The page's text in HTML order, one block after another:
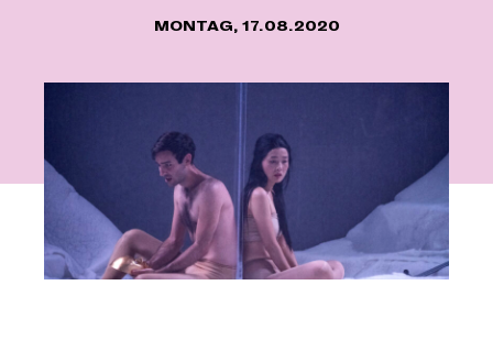
MONTAG, 17.08.2020